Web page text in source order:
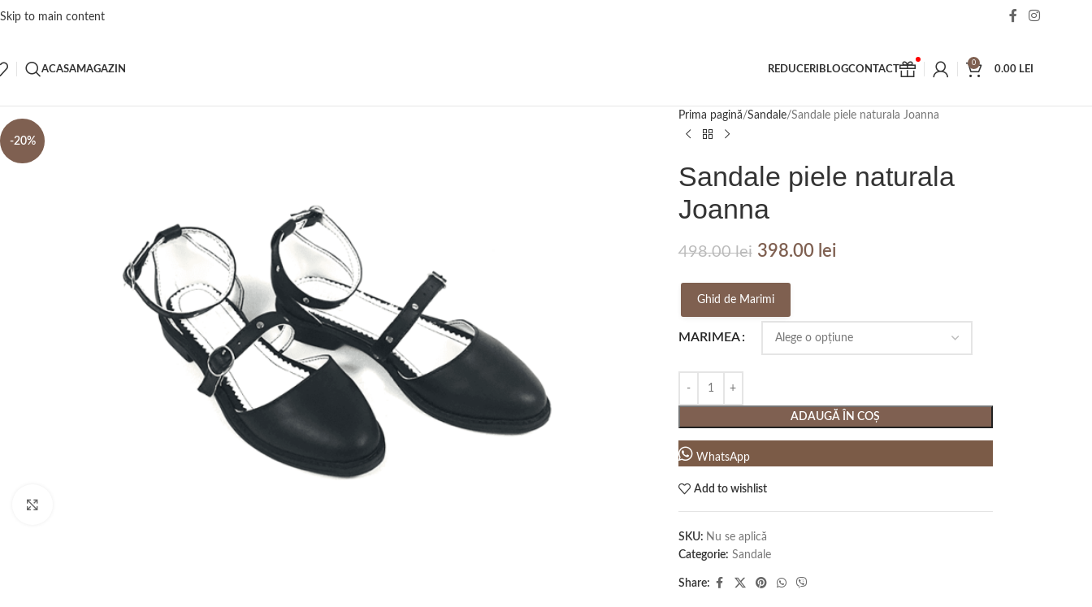
Skip to main content
ACASAMAGAZIN REDUCERI BLOGCONTACT
0
0.00 LEI
-20%
Prima pagină Sandale Sandale piele naturala Joanna
Sandale piele naturala
Joanna
498.00lei 398.00 lei
Ghid de Marimi
MARIMEA
ADAUGĂ ÎN COȘ
WhatsApp
Add to wishlist
SKU: Nu se aplică
Categorie: Sandale
Share: